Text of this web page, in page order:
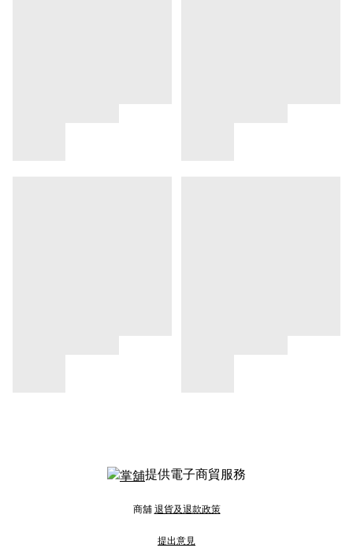
提供電子商貿服務
商舖 退貨及退款政策
提出意見